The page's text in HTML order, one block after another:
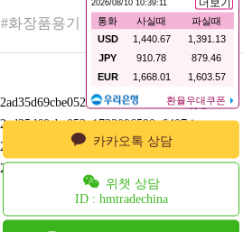
카카오톡 상담
위챗 상담
ID : hmtradechina
#화장품용기